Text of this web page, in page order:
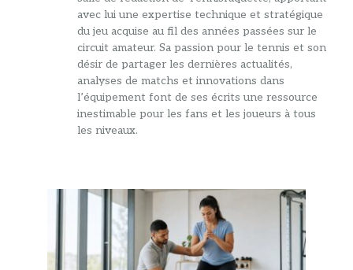
avec lui une expertise technique et stratégique
du jeu acquise au fil des années passées sur le
circuit amateur. Sa passion pour le tennis et son
désir de partager les dernières actualités,
analyses de matchs et innovations dans
l’équipement font de ses écrits une ressource
inestimable pour les fans et les joueurs à tous
les niveaux.